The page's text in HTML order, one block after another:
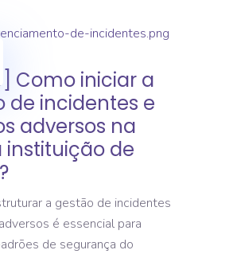
Como iniciar a
de incidentes e
adversos na
instituição de
a gestão de incidentes
é essencial para
de segurança do